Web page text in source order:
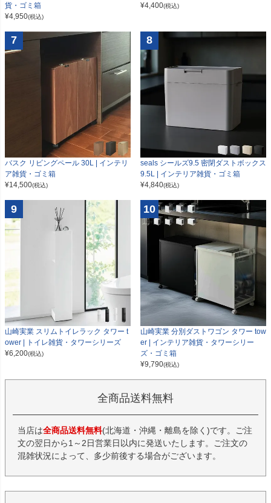
貨・ゴミ箱
¥4,950(税込)
¥4,400(税込)
7
バスク リビングペール 30L | インテリ
ア雑貨・ゴミ箱
¥14,500(税込)
8
seals シールズ9.5 密閉ダストボックス
9.5L | インテリア雑貨・ゴミ箱
¥4,840(税込)
9
山崎実業 スリムトイレラック タワー t
ower | トイレ雑貨・タワーシリーズ
¥6,200(税込)
10
山崎実業 分別ダストワゴン タワー tow
er | インテリア雑貨・タワーシリー
ズ・ゴミ箱
¥9,790(税込)
全商品送料無料
当店は全商品送料無料(北海道・沖縄・離島を除く)です。ご注
文の翌日から1～2日営業日以内に発送いたします。ご注文の
混雑状況によって、多少前後する場合がございます。